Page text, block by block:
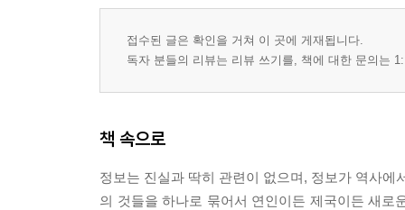
접수된 글은 확인을 거쳐 이 곳에 게재됩니다.
독자 분들의 리뷰는 리뷰 쓰기를, 책에 대한 문의는
책 속으로
정보는 진실과 딱히 관련이 없으며, 정보가 역사
의 것들을 하나로 묶어서 연인이든 제국이든 새